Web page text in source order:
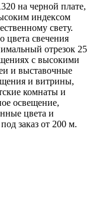
на черной плате,
индексом
свету.
цвета свечения
отрезок 25
с высокими
и выставочные
и витрины,
комнаты и
освещение,
цвета и
заказ от 200 м.